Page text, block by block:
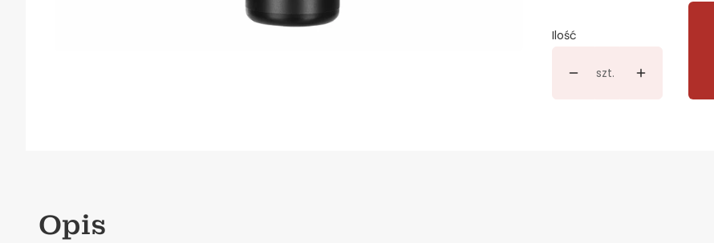
Ilość
szt.
Opis